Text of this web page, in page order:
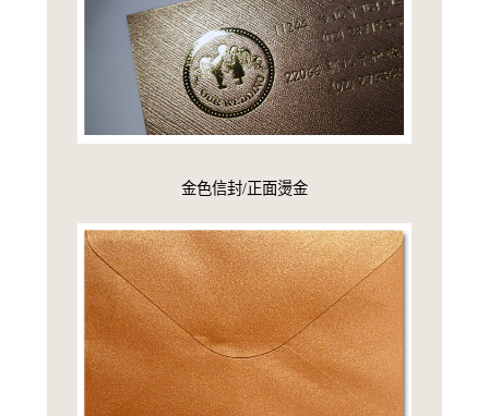
金色信封/正面燙金